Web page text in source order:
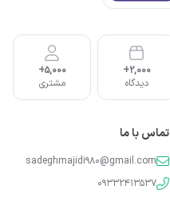
2,000+
دیدگاه
5,000+
مشتری
تماس با ما
sadeghmajidi980@gmail.com
09332413537